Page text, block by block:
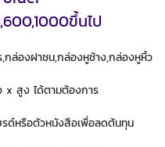
ขึ้นไป
กล่องฝาชน,กล่องหูช้าง,กล่องหูหิ้ว
x สูง ได้ตามต้องการ
รด์หรือตัวหนังสือเพื่อลดต้นทุน